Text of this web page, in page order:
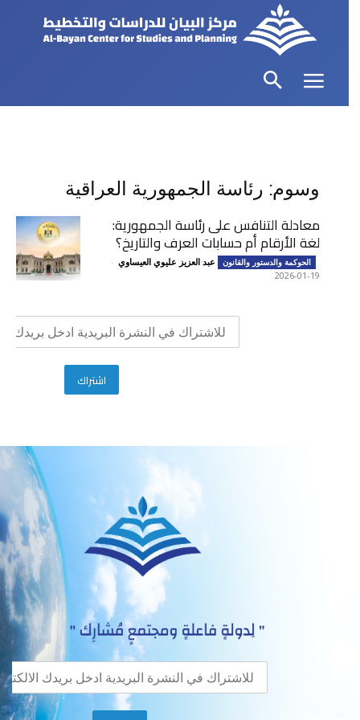
وسوم: رئاسة الجمهورية العراقية
معادلة التنافس على رئاسة الجمهورية:
لغة الأرقام أم حسابات العرف والتاريخ؟
الحوكمة والدستور والقانون عبد العزيز عليوي العيساوي -
2026-01-19